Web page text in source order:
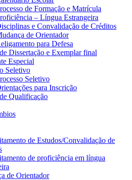
de Formação e Matrícula
– Língua Estrangeira
e Convalidação de Créditos
de Orientador
para Defesa
Dissertação e Exemplar final
Especial
Seletivo
Seletivo
para Inscrição
Qualificação
de Estudos/Convalidação de
de proficiência em língua
de Orientador